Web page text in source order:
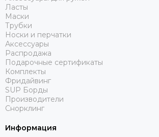
Ласты
Маски
Трубки
Носки и перчатки
Аксессуары
Распродажа
Подарочные сертификаты
Комплекты
Фридайвинг
SUP Борды
Производители
Снорклинг
Информация